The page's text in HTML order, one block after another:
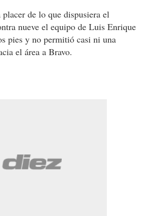
de lo que dispusiera el
nueve el equipo de Luis Enrique
pies y no permitió casi ni una
el área a Bravo.